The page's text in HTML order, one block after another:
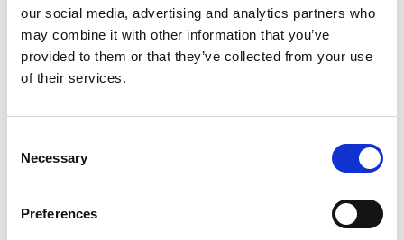
our social media, advertising and analytics partners who
may combine it with other information that you’ve
provided to them or that they’ve collected from your use
of their services.
Selection
Necessary
Preferences